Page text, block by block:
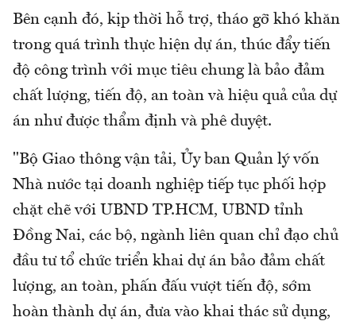
Bên cạnh đó, kịp thời hỗ trợ, tháo gỡ khó khăn
trong quá trình thực hiện dự án, thúc đẩy tiến
độ công trình với mục tiêu chung là bảo đảm
chất lượng, tiến độ, an toàn và hiệu quả của dự
án như được thẩm định và phê duyệt.
"Bộ Giao thông vận tải, Ủy ban Quản lý vốn
Nhà nước tại doanh nghiệp tiếp tục phối hợp
chặt chẽ với UBND TP.HCM, UBND tỉnh
Đồng Nai, các bộ, ngành liên quan chỉ đạo chủ
đầu tư tổ chức triển khai dự án bảo đảm chất
lượng, an toàn, phấn đấu vượt tiến độ, sớm
hoàn thành dự án, đưa vào khai thác sử dụng,